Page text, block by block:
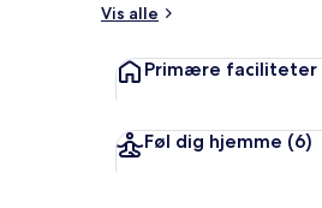
Vis alle
Primære faciliteter
Føl dig hjemme (6)